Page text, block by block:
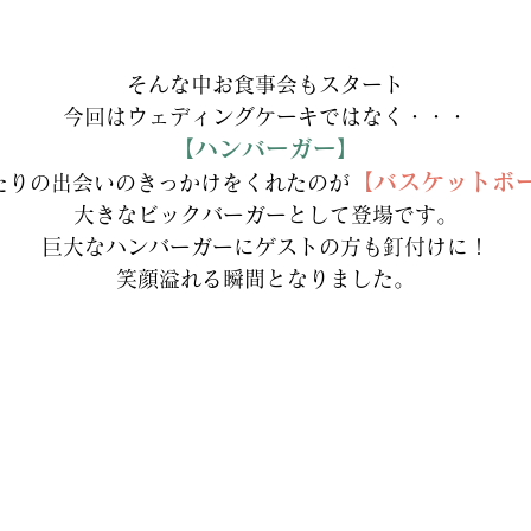
そんな中お食事会もスタート
今回はウェディングケーキではなく・・・
【ハンバーガー】
りの出会いのきっかけをくれたのが【バスケットボ
大きなビックバーガーとして登場です。
巨大なハンバーガーにゲストの方も釘付けに！
笑顔溢れる瞬間となりました。